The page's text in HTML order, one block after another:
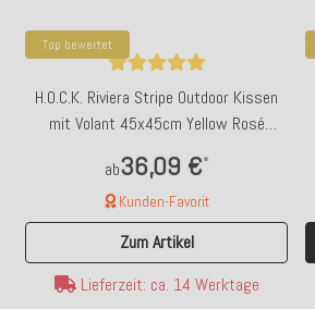
Top bewertet
H.O.C.K. Riviera Stripe Outdoor Kissen
mit Volant 45x45cm Yellow Rosé
ab36,09 €*
Kunden-Favorit
Zum Artikel
Lieferzeit: ca. 14 Werktage